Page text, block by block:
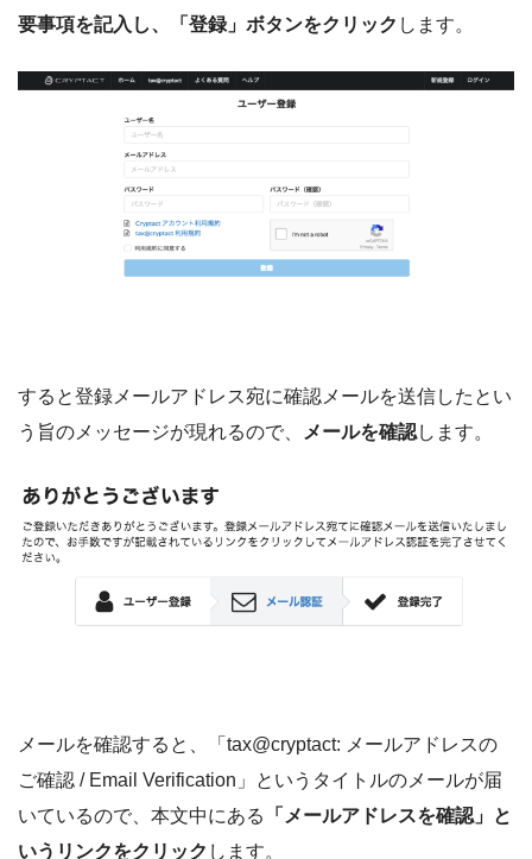
要事項を記入し、「登録」ボタンをクリック します。
すると登録メールアドレス宛に確認メールを送信したとい
う旨のメッセージが現れるので、
メールを確認します。
メールを確認すると、「tax@cryptact: メールアドレスの
ご確認 / Email Verification」というタイトルのメールが届
いているので、本文中にある
「メールアドレスを確認」と
いうリンクをクリック します。